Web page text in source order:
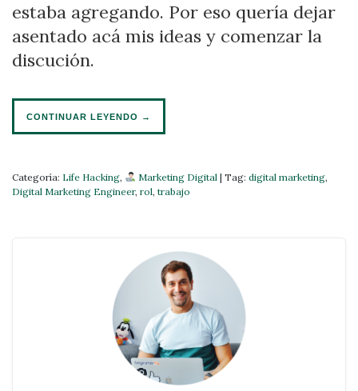
estaba agregando. Por eso quería dejar
asentado acá mis ideas y comenzar la
discución.
CONTINUAR LEYENDO →
Categoría: Life Hacking, Marketing Digital| Tag: digital marketing,
Digital Marketing Engineer, rol, trabajo